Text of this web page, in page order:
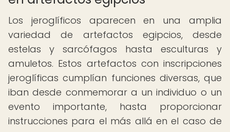
Los jeroglíficos aparecen en una amplia
variedad de artefactos egipcios, desde
estelas y sarcófagos hasta esculturas y
amuletos. Estos artefactos con inscripciones
jeroglíficas cumplían funciones diversas, que
iban desde conmemorar a un individuo o un
evento importante, hasta proporcionar
instrucciones para el más allá en el caso de